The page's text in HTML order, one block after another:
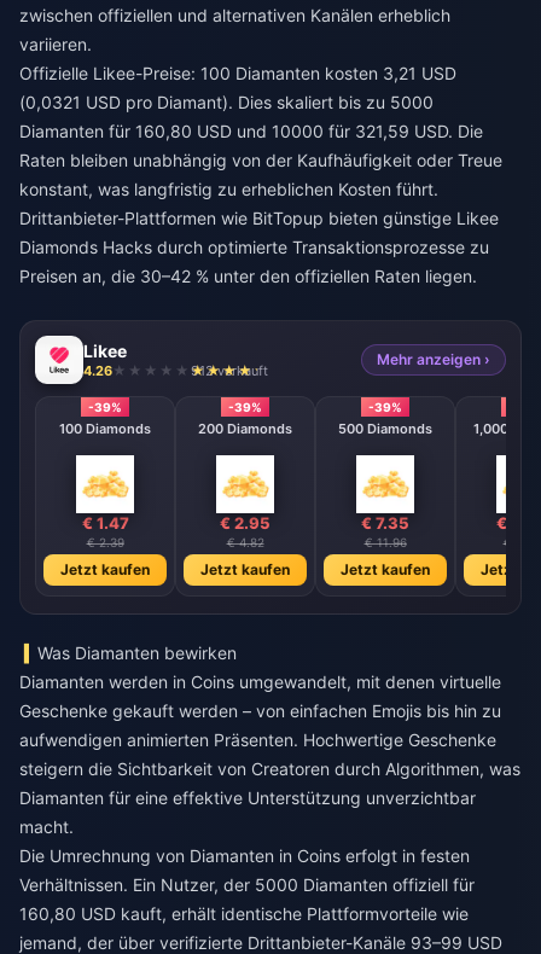
zwischen offiziellen und alternativen Kanälen erheblich
variieren.
Offizielle Likee-Preise: 100 Diamanten kosten 3,21 USD
(0,0321 USD pro Diamant). Dies skaliert bis zu 5000
Diamanten für 160,80 USD und 10000 für 321,59 USD. Die
Raten bleiben unabhängig von der Kaufhäufigkeit oder Treue
konstant, was langfristig zu erheblichen Kosten führt.
Drittanbieter-Plattformen wie BitTopup bieten günstige Likee
Diamonds Hacks durch optimierte Transaktionsprozesse zu
Preisen an, die 30–42 % unter den offiziellen Raten liegen.
Likee
4.26 912 verkauft
Mehr anzeigen ›
-39%
100 Diamonds
€ 1.47
€ 2.39
Jetzt kaufen
-39%
200 Diamonds
€ 2.95
€ 4.82
Jetzt kaufen
-39%
500 Diamonds
€ 7.35
€ 11.96
Jetzt kaufen
1,000
€
€
Jetzt
Was Diamanten bewirken
Diamanten werden in Coins umgewandelt, mit denen virtuelle
Geschenke gekauft werden – von einfachen Emojis bis hin zu
aufwendigen animierten Präsenten. Hochwertige Geschenke
steigern die Sichtbarkeit von Creatoren durch Algorithmen, was
Diamanten für eine effektive Unterstützung unverzichtbar
macht.
Die Umrechnung von Diamanten in Coins erfolgt in festen
Verhältnissen. Ein Nutzer, der 5000 Diamanten offiziell für
160,80 USD kauft, erhält identische Plattformvorteile wie
jemand, der über verifizierte Drittanbieter-Kanäle 93–99 USD